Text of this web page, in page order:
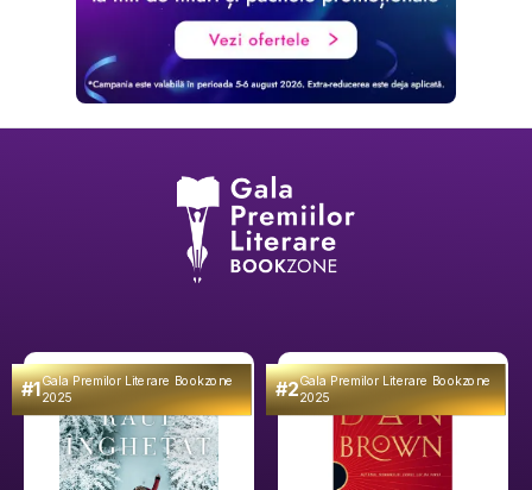
#1Gala Premilor Literare Bookzone
2025 #2Gala Premilor Literare Bookzone
2025